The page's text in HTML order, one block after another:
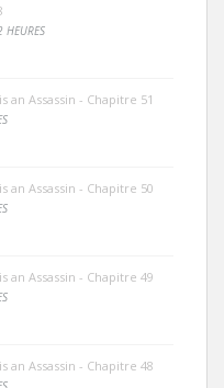
HEURES
an Assassin - Chapitre 51
an Assassin - Chapitre 50
an Assassin - Chapitre 49
an Assassin - Chapitre 48